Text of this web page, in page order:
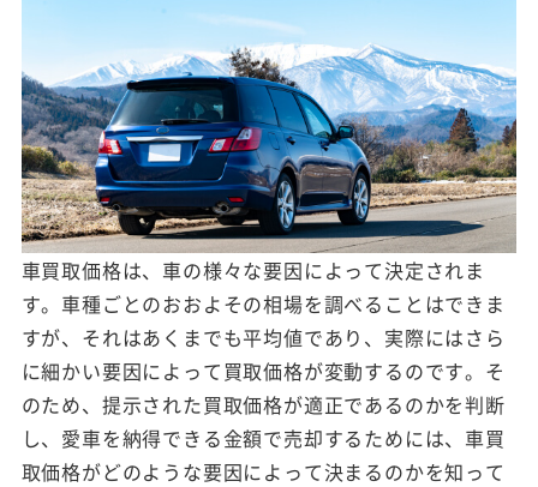
車買取価格は、車の様々な要因によって決定されま
す。車種ごとのおおよその相場を調べることはできま
すが、それはあくまでも平均値であり、実際にはさら
に細かい要因によって買取価格が変動するのです。そ
のため、提示された買取価格が適正であるのかを判断
し、愛車を納得できる金額で売却するためには、車買
取価格がどのような要因によって決まるのかを知って